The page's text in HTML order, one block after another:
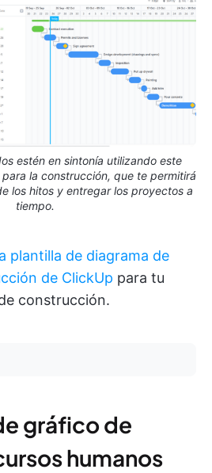
estén en sintonía utilizando este
la construcción, que te permitirá
los hitos y entregar los proyectos a
tiempo.
plantilla de diagrama de
de ClickUp para tu
construcción.
gráfico de
humanos